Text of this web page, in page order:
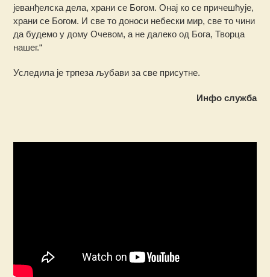
јеванђелска дела, храни се Богом. Онај ко се причешћује,
храни се Богом. И све то доноси небески мир, све то чини
да будемо у дому Очевом, а не далеко од Бога, Творца
нашег.“
Уследила је трпеза љубави за све присутне.
Инфо служба